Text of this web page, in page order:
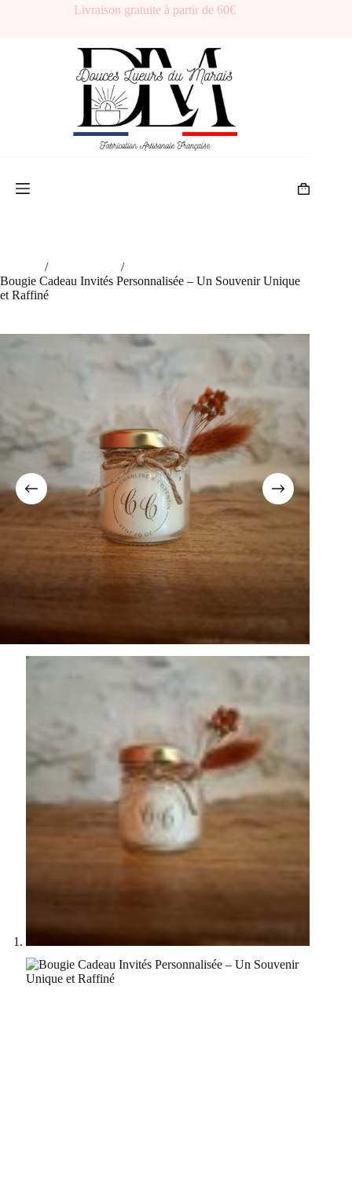
Livraison gratuite à partir de 60€
Panier
/
/
Bougie Cadeau Invités Personnalisée – Un Souvenir Unique
et Raffiné